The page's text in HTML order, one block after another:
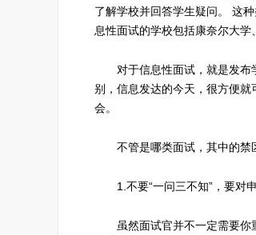
了解学校并回答学生疑问。 这
息性面试的学校包括康奈尔大学
对于信息性面试，就是发布学
别，信息发达的今天，很方便
会。
不管是哪类面试，其中的禁
1.不要“一问三不知”，要对
虽然面试官并不一定需要你重